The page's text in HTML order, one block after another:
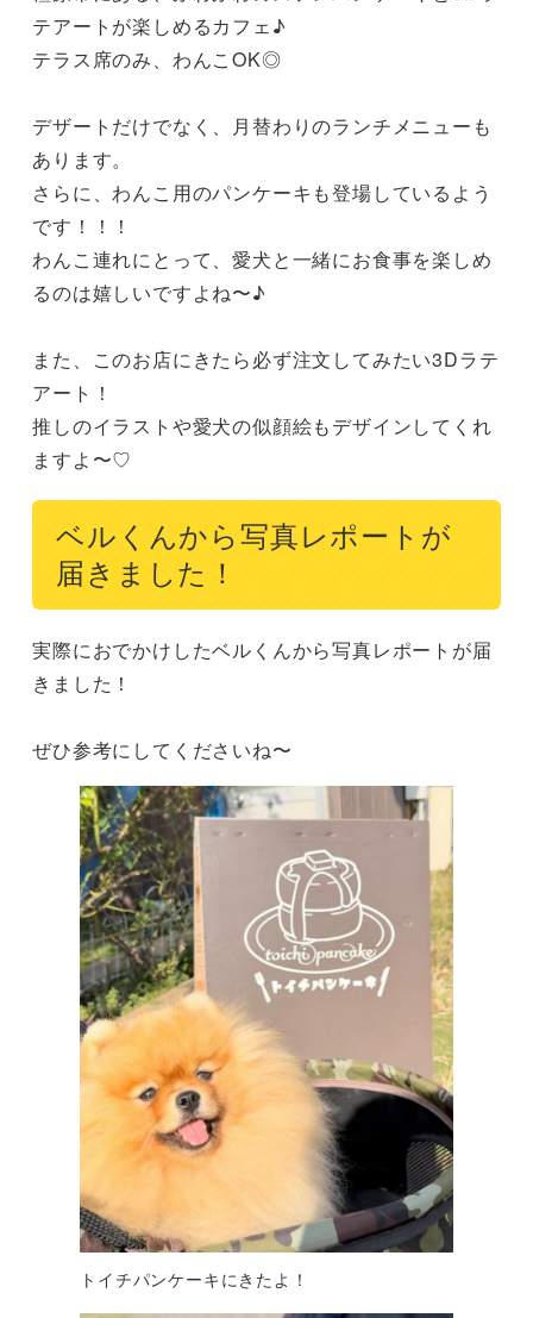
テアートが楽しめるカフェ♪
テラス席のみ、わんこOK◎
デザートだけでなく、月替わりのランチメニューも
あります。
さらに、わんこ用のパンケーキも登場しているよう
です！！！
わんこ連れにとって、愛犬と一緒にお食事を楽しめ
るのは嬉しいですよね〜♪
また、このお店にきたら必ず注文してみたい3Dラテ
アート！
推しのイラストや愛犬の似顔絵もデザインしてくれ
ますよ〜♡
ベルくんから写真レポートが
届きました！
実際におでかけしたベルくんから写真レポートが届
きました！
ぜひ参考にしてくださいね〜
トイチパンケーキにきたよ！